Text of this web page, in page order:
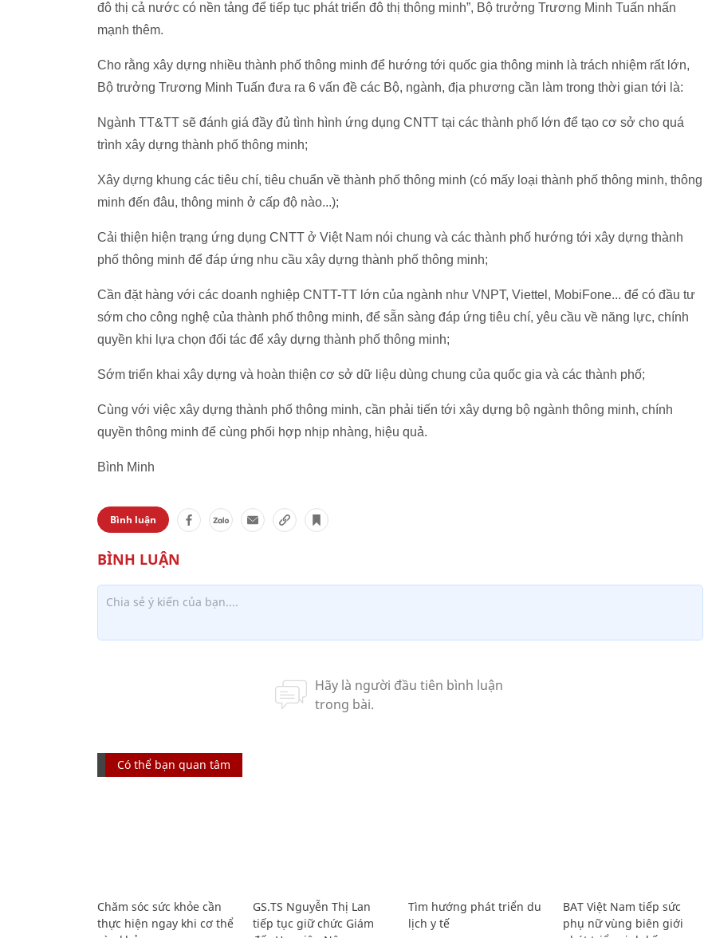
đô thị cả nước có nền tảng để tiếp tục phát triển đô thị thông minh”, Bộ trưởng Trương Minh Tuấn nhấn
mạnh thêm.
Cho rằng xây dựng nhiều thành phố thông minh để hướng tới quốc gia thông minh là trách nhiệm rất lớn,
Bộ trưởng Trương Minh Tuấn đưa ra 6 vấn đề các Bộ, ngành, địa phương cần làm trong thời gian tới là:
Ngành TT&TT sẽ đánh giá đầy đủ tình hình ứng dụng CNTT tại các thành phố lớn để tạo cơ sở cho quá
trình xây dựng thành phố thông minh;
Xây dựng khung các tiêu chí, tiêu chuẩn về thành phố thông minh (có mấy loại thành phố thông minh, thông
minh đến đâu, thông minh ở cấp độ nào...);
Cải thiện hiện trạng ứng dụng CNTT ở Việt Nam nói chung và các thành phố hướng tới xây dựng thành
phố thông minh để đáp ứng nhu cầu xây dựng thành phố thông minh;
Cần đặt hàng với các doanh nghiệp CNTT-TT lớn của ngành như VNPT, Viettel, MobiFone... để có đầu tư
sớm cho công nghệ của thành phố thông minh, để sẵn sàng đáp ứng tiêu chí, yêu cầu về năng lực, chính
quyền khi lựa chọn đối tác để xây dựng thành phố thông minh;
Sớm triển khai xây dựng và hoàn thiện cơ sở dữ liệu dùng chung của quốc gia và các thành phố;
Cùng với việc xây dựng thành phố thông minh, cần phải tiến tới xây dựng bộ ngành thông minh, chính
quyền thông minh để cùng phối hợp nhịp nhàng, hiệu quả.
Bình Minh
Bình luận
Có thể bạn quan tâm
Chăm sóc sức khỏe cần
thực hiện ngay khi cơ thể
GS.TS Nguyễn Thị Lan
tiếp tục giữ chức Giám
Tìm hướng phát triển du
lịch y tế
BAT Việt Nam tiếp sức
phụ nữ vùng biên giới